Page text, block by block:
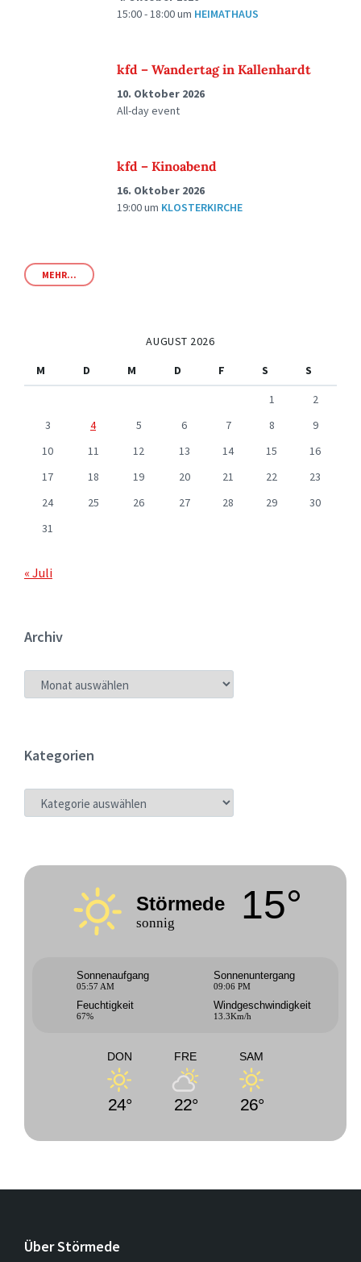
15:00 - 18:00um HEIMATHAUS
kfd – Wandertag in Kallenhardt
10. Oktober 2026
All-day event
kfd – Kinoabend
16. Oktober 2026
19:00um KLOSTERKIRCHE
MEHR...
AUGUST 2026
M
D M D F S
S
1
2
3
4 5 6 7 8
9
10
11 12 13 14 15
16
17
18 19 20 21 22
23
24
25 26 27 28 29
30
31
« Juli
Archiv
ARCHIV
Kategorien
KATEGORIEN
Störmede
sonnig 15°
Sonnenaufgang
05:57 AM
Sonnenuntergang
09:06 PM
Feuchtigkeit
67%
Windgeschwindigkeit
13.3Km/h
DON
24°
FRE
22°
SAM
26°
Über Störmede